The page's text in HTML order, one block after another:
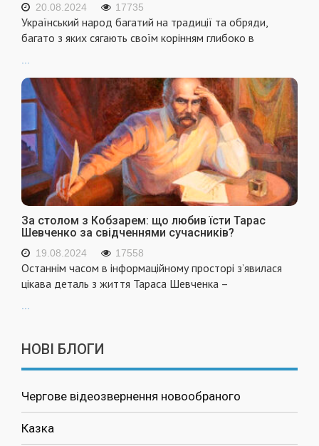
20.08.2024 17735
Український народ багатий на традиції та обряди,
багато з яких сягають своїм корінням глибоко в
За столом з Кобзарем: що любив їсти Тарас
Шевченко за свідченнями сучасників?
19.08.2024 17558
Останнім часом в інформаційному просторі з’явилася
цікава деталь з життя Тараса Шевченка –
НОВІ БЛОГИ
Чергове відеозвернення новообраного
Казка